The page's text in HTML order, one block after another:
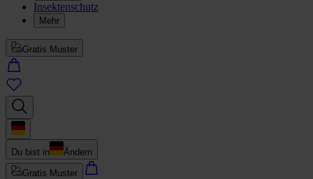
Insektenschutz
Mehr
Gratis Muster
Du bist in
Ändern
Gratis Muster